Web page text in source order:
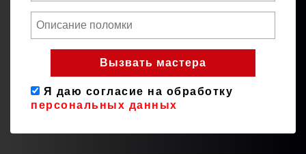
Я даю согласие на обработку
персональных данных